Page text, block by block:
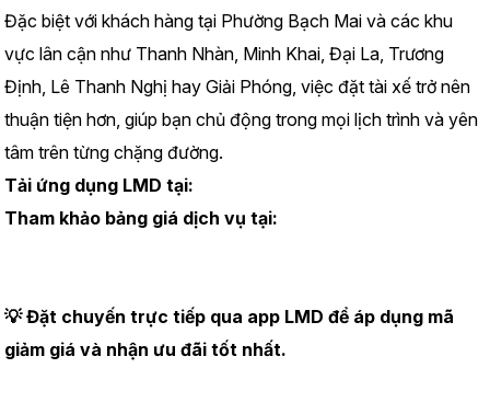
Đặc biệt với khách hàng tại Phường Bạch Mai và các khu
vực lân cận như Thanh Nhàn, Minh Khai, Đại La, Trương
Định, Lê Thanh Nghị hay Giải Phóng, việc đặt tài xế trở nên
thuận tiện hơn, giúp bạn chủ động trong mọi lịch trình và yên
tâm trên từng chặng đường.
Tải ứng dụng LMD tại:
Tham khảo bảng giá dịch vụ tại:
💡 Đặt chuyến trực tiếp qua app LMD để áp dụng mã
giảm giá và nhận ưu đãi tốt nhất.